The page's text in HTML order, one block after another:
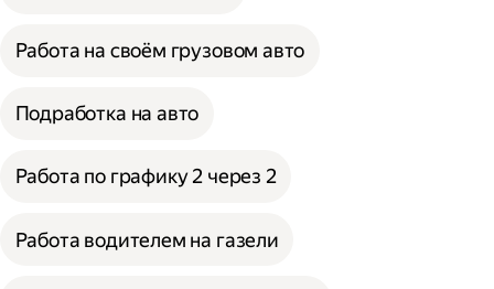
Работа на своём грузовом авто
Подработка на авто
Работа по графику 2 через 2
Работа водителем на газели